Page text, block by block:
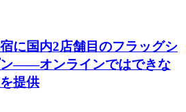
に国内2店舗目のフラッグシ
ン――オンラインではできな
提供